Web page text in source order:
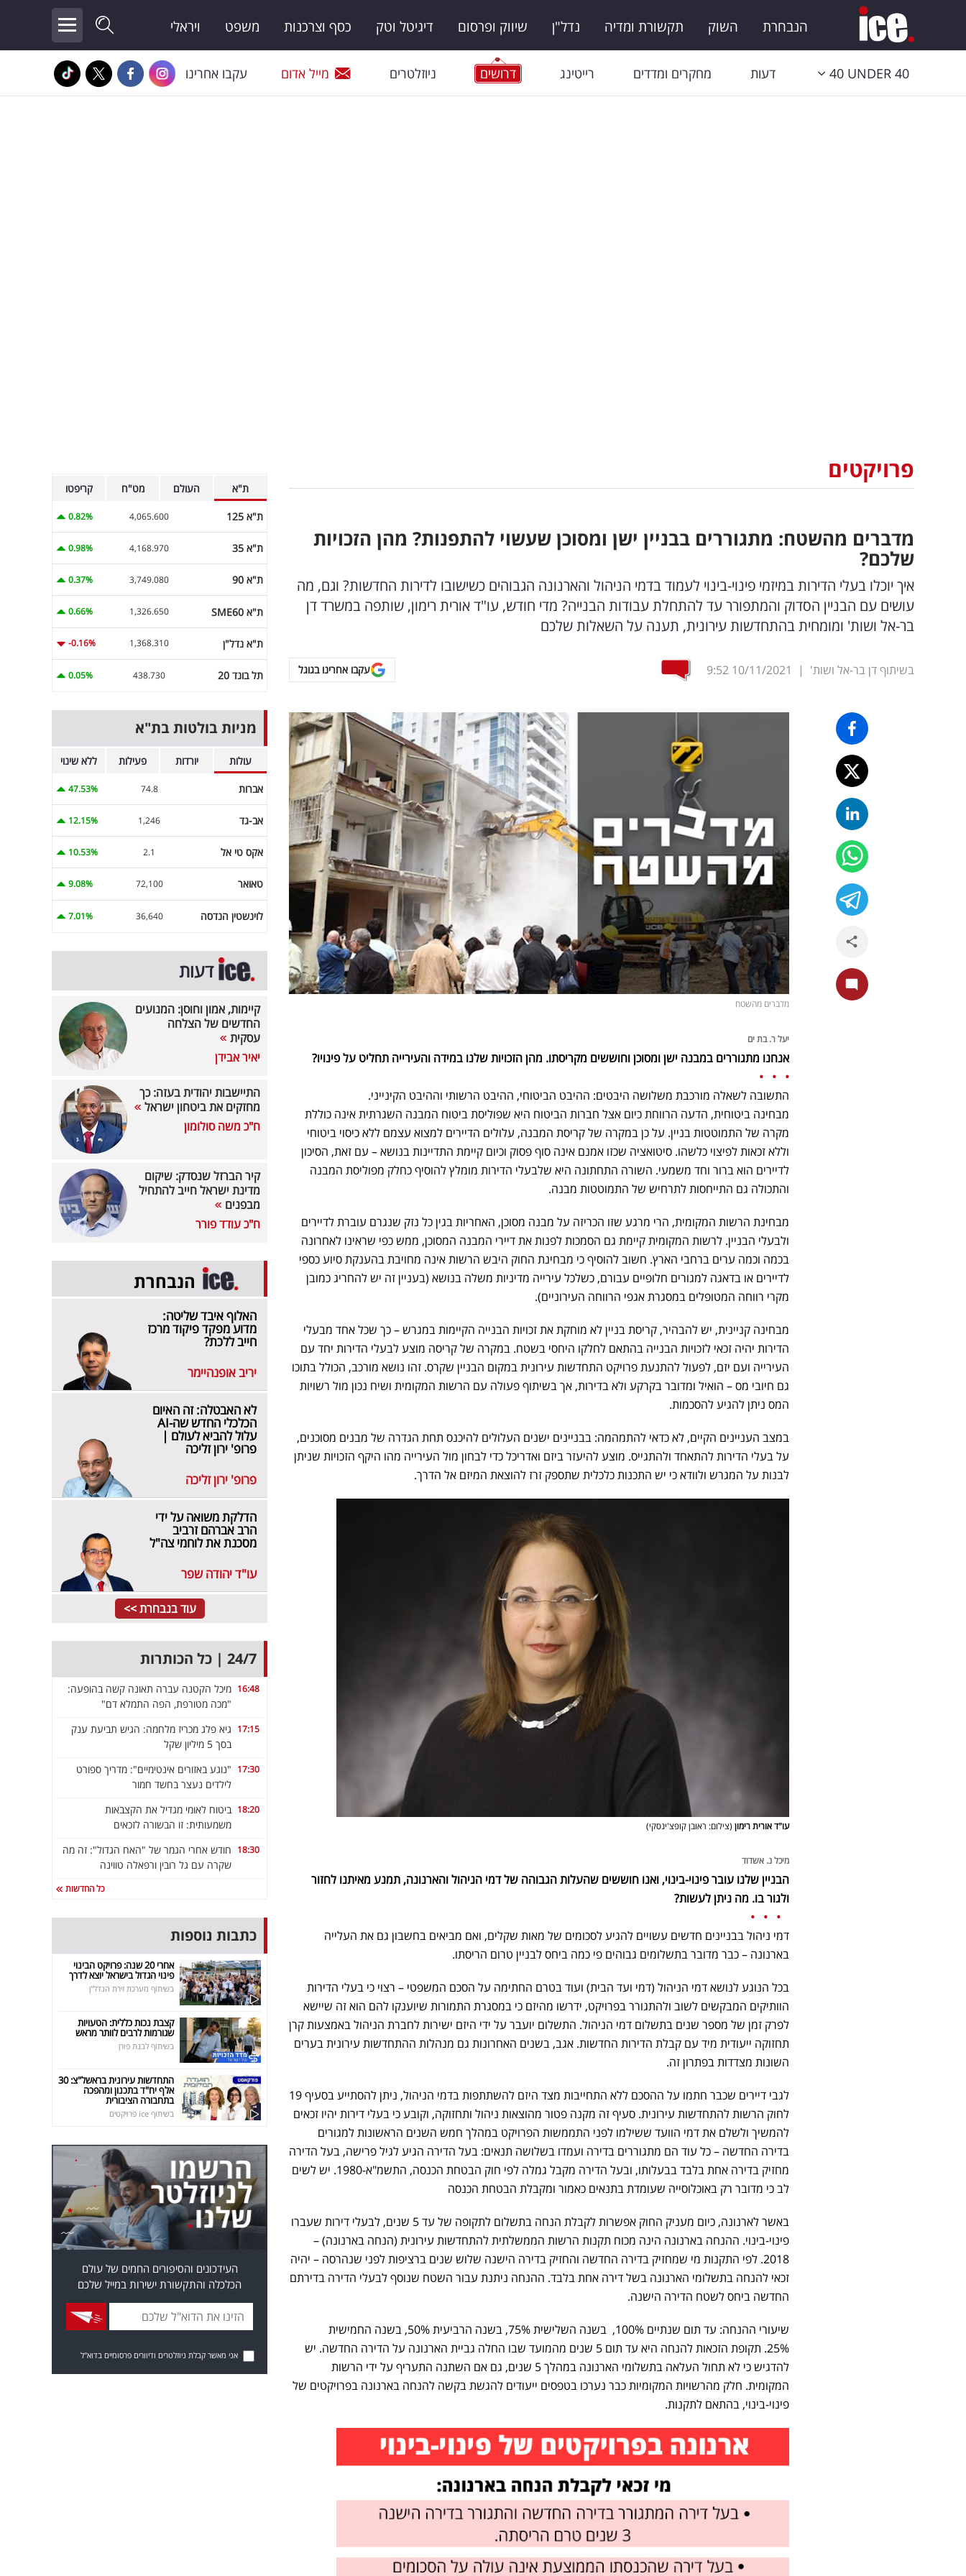
הנבחרת השוק תקשורת ומדיה נדל"ן שיווק ופרסום דיגיטל וטק כסף וצרכנות משפט ויראלי
40 UNDER 40 דעות מחקרים ומדדים רייטינג דרושים ניוזלטרים מייל אדום עקבו אחרינו
פרויקטים
מדברים מהשטח: מתגוררים בבניין ישן ומסוכן שעשוי להתפנות? מהן הזכויות
שלכם?
איך יוכלו בעלי הדירות במיזמי פינוי-בינוי לעמוד בדמי הניהול והארנונה הגבוהים כשישובו לדירות החדשות? וגם, מה
עושים עם הבניין הסדוק והמתפורר עד להתחלת עבודות הבנייה? מדי חודש, עו"ד אורית רימון, שותפה במשרד דן
בר-אל ושות' ומומחית בהתחדשות עירונית, תענה על השאלות שלכם
בשיתוף דן בר-אל ושות' |
10/11/2021
9:52 עקבו אחרינו בגוגל
מדברים מהשטח
יעל ר. בת ים
אנחנו מתגוררים במבנה ישן ומסוכן וחוששים מקריסתו. מהן הזכויות שלנו במידה והעירייה תחליט על פינויו?
• • •
התשובה לשאלה מורכבת משלושה היבטים: ההיבט הביטוחי, ההיבט הרשותי וההיבט הקינייני.
מבחינה ביטוחית, הדעה הרווחת כיום אצל חברות הביטוח היא שפוליסת ביטוח המבנה השגרתית אינה כוללת
מקרה של התמוטטות בניין. על כן במקרה של קריסת המבנה, עלולים הדיירים למצוא עצמם ללא כיסוי ביטוחי
וללא זכאות לפיצוי כלשהו. סיטואציה שכזו אמנם אינה סוף פסוק וכיום קיימת התדיינות בנושא – עם זאת, הסיכון
לדיירים הוא ברור וחד משמעי. השורה התחתונה היא שלבעלי הדירות מומלץ להוסיף כחלק מפוליסת המבנה
והתכולה גם התייחסות לתרחיש של התמוטטות מבנה.
מבחינת הרשות המקומית, הרי מרגע שזו הכריזה על מבנה מסוכן, האחריות בגין כל נזק שנגרם עוברת לדיירים
ולבעלי הבניין. לרשות המקומית קיימת גם הסמכות לפנות את דיירי המבנה המסוכן, ממש כפי שראינו לאחרונה
בכמה וכמה ערים ברחבי הארץ. חשוב להוסיף כי מבחינת החוק היבש הרשות אינה מחויבת בהענקת סיוע כספי
לדיירים או בדאגה למגורים חלופיים עבורם, כשלכל עירייה מדיניות משלה בנושא (בעניין זה יש להחריג כמובן
מקרי רווחה המטופלים במסגרת אגפי הרווחה העירוניים).
מבחינה קניינית, יש להבהיר, קריסת בניין לא מוחקת את זכויות הבנייה הקיימות במגרש – כך שכל אחד מבעלי
הדירות יהיה זכאי לזכויות הבנייה בהתאם לחלקו היחסי בשטח. במקרה של קריסה מוצע לבעלי הדירות יחד עם
העירייה ועם יזם, לפעול להתנעת פרויקט התחדשות עירוניתבמקום הבניין שקרס. זהו נושא מורכב, הכולל בתוכו
גם חיובי מס – הואיל ומדובר בקרקע ולא בדירות, אך בשיתוף פעולה עם הרשות המקומית ושיח נכון מול רשויות
המס ניתן להגיע להסכמות.
במצב העניינים הקיים, לא כדאי להתמהמה: בבניינים ישנים העלולים להיכנס תחת הגדרה של מבנים מסוכנים,
על בעלי הדירות להתאחד ולהתגייס. מוצע להיעזר ביזם ואדריכל כדי לבחון מול העירייה מהו היקף הזכויות שניתן
לבנות על המגרש ולוודא כי יש התכנות כלכלית שתספק זרז להוצאת המיזם אל הדרך.
עו"ד אורית רימון (צילום: ראובן קופצ'ינסקי)
מיכל נ. אשדוד
הבניין שלנו עוברפינוי-בינוי, ואנו חוששים שהעלות הגבוהה של דמי הניהולוהארנונה, תמנע מאיתנו לחזור
ולגור בו. מה ניתן לעשות?
• • •
דמי ניהול בבניינים חדשים עשויים להגיע לסכומים של מאות שקלים, ואם מביאים בחשבון גם את העלייה
בארנונה – כבר מדובר בתשלומים גבוהים פי כמה ביחס לבניין טרום הריסתו.
בכל הנוגע לנושא דמי הניהול (דמי ועד הבית) ועוד בטרם החתימה על הסכם המשפטי – רצוי כי בעלי הדירות
הוותיקים המבקשים לשוב ולהתגורר בפרויקט, ידרשו מהיזם כי במסגרת התמורות שיוענקו להם הוא זה שיישא
לפרק זמן של מספר שנים בתשלום דמי הניהול. התשלום יועבר על ידי היזם ישירות לחברת הניהול באמצעות קרן
תחזוקה ייעודית מיד עם קבלת הדירות החדשות. אגב, בשנים האחרונות גם מנהלות ההתחדשות עירונית בערים
השונות מצדדות בפתרון זה.
לגבי דיירים שכבר חתמו על ההסכם ללא התחייבות מצד היזם להשתתפות בדמי הניהול, ניתן להסתייע בסעיף 19
לחוק הרשות להתחדשות עירונית. סעיף זה מקנה פטור מהוצאות ניהול ותחזוקה, וקובע כי בעלי דירות יהיו זכאים
להמשיך ולשלם את דמי הוועד ששילמו לפני התממשות הפרויקט במהלך חמש השנים הראשונות למגורים
בדירה החדשה – כל עוד הם מתגוררים בדירה ועמדו בשלושה תנאים: בעל הדירה הגיע לגיל פרישה, בעל הדירה
מחזיק בדירה אחת בלבד בבעלותו, ובעל הדירה מקבל גמלה לפי חוק הבטחת הכנסה, התשמ"א-1980. יש לשים
לב כי מדובר רק באוכלוסייה שעומדת בתנאים כאמור ומקבלת הבטחת הכנסה
באשר לארנונה, כיום מעניק החוק אפשרות לקבלת הנחה בתשלום לתקופה של עד 5 שנים, לבעלי דירות שעברו
פינוי-בינוי. ההנחה בארנונה הינה מכוח תקנות הרשות הממשלתית להתחדשות עירונית (הנחה בארנונה) –
2018. לפי התקנות מי שמחזיק בדירה החדשה והחזיק בדירה הישנה שלוש שנים ברציפות לפני שנהרסה – יהיה
זכאי להנחה בתשלומי הארנונה בשל דירה אחת בלבד. ההנחה ניתנת עבור השטח שנוסף לבעלי הדירה בדירתם
החדשה ביחס לשטח הדירה הישנה.
שיעורי ההנחה: עד תום שנתיים 100%, בשנה השלישית 75%, בשנה הרביעית 50%, בשנה החמישית
25%. תקופת הזכאות להנחה היא עד תום 5 שנים מהמועד שבו החלה גביית הארנונה על הדירה החדשה. יש
להדגיש כי לא תחול העלאה בתשלומי הארנונה במהלך 5 שנים, גם אם השתנה התעריף על ידי הרשות
המקומית. חלק מהרשויות המקומיות כבר נערכו בטפסים ייעודים להגשת בקשה להנחה בארנונה בפרויקטים של
פינוי-בינוי, בהתאם לתקנות.
ת"א העולם מט"ח קריפטו
ת"א 125 4,065.600
0.82%
ת"א 35 4,168.970
0.98%
ת"א 90 3,749.080
0.37%
ת"א SME60 1,326.650
0.66%
ת"א נדל"ן 1,368.310
-0.16%
תל בונד 20 438.730
0.05%
מניות בולטות בת"א
עולות יורדות פעילות ללא שינוי
אברות 74.8
47.53%
אב-גד 1,246
12.15%
אקס טי אל 2.1
10.53%
טאואר 72,100
9.08%
לוינשטין הנדסה 36,640
7.01%
דעות
קיימות, אמון וחוסן: המנועים
החדשים של הצלחה
עסקית
יאיר אבידן
התיישבות יהודית בעזה: כך
מחזקים את ביטחון ישראל
ח"כ משה סולומון
קיר הברזל שנסדק: שיקום
מדינת ישראל חייב להתחיל
מבפנים
ח"כ עודד פורר
הנבחרת
האלוף איבד שליטה:
מדוע מפקד פיקוד מרכז
חייב ללכת?
יריב אופנהיימר
לא האבטלה: זה האיום
הכלכלי החדש שה-AI
עלול להביא לעולם |
פרופ' ירון זליכה
פרופ' ירון זליכה
הדלקת משואה על ידי
הרב אברהם זרביב
מסכנת את לוחמי צה"ל
עו"ד יהודה שפר
עוד בנבחרת >>
24/7 | כל הכותרות
16:48 מיכל הקטנה עברה תאונה קשה בהופעה:
"מכה מטורפת, הפה התמלא דם"
17:15 גיא פלג מכריז מלחמה: הגיש תביעת ענק
בסך 5 מיליון שקל
17:30 "נוגע באזורים אינטימיים": מדריך ספורט
לילדים נעצר בחשד חמור
18:20 ביטוח לאומי מגדיל את הקצבאות
משמעותית: זו הבשורה לזכאים
18:30 חודש אחרי הגמר של "האח הגדול": זה מה
שקרה עם גל רובין ורפאלה טווינה
כל החדשות
כתבות נוספות
אחרי 20 שנה: פרויקט הבינוי
פינוי הגדול בישראל יוצא לדרך
בשיתוף מערכת זירת הנדל"ן
קצבת נכות כללית: הטעויות
שגורמות לרבים לוותר מראש
בשיתוף לבנת פורן
התחדשות עירונית בראשל"צ: 30
אלף יח"ד בתכנון ומהפכה
בתחבורה הציבורית
בשיתוף ice פרויקטים
העידכונים והסיפורים החמים של עולם
הכלכלה והתקשורת ישירות במייל שלכם
אני מאשר קבלת ניוזלטרים ודיוורים פרסומיים בדוא"ל